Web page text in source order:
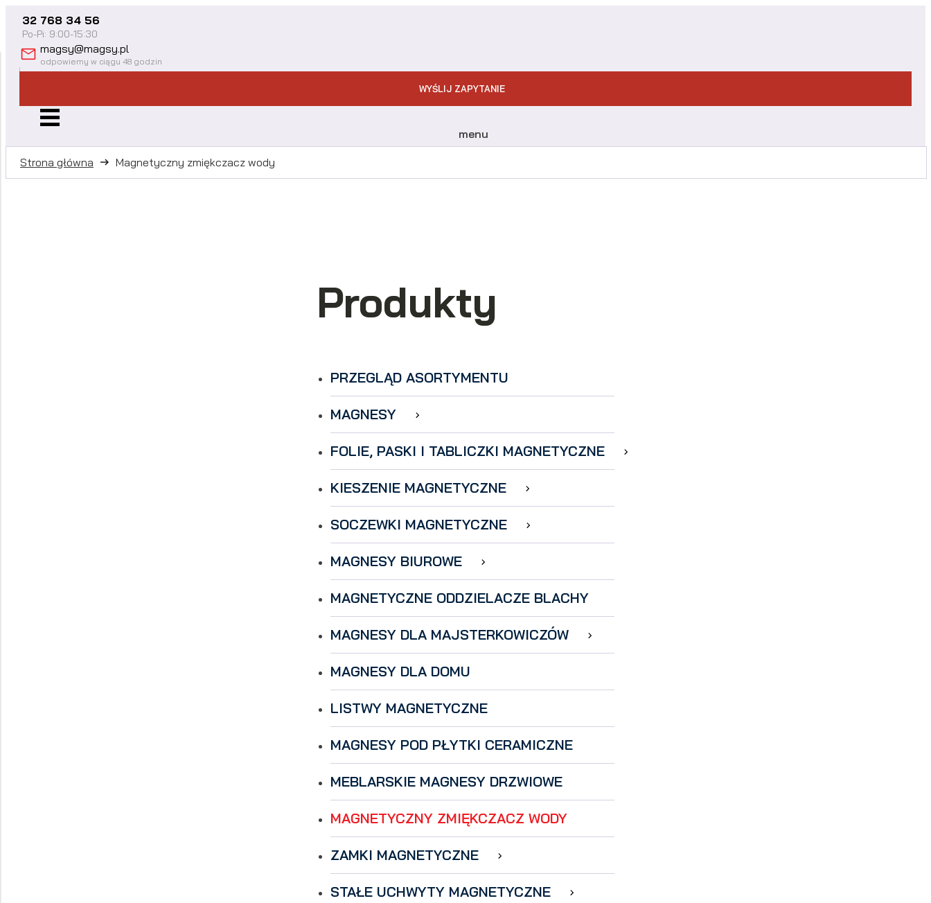
32 768 34 56
Po-Pi: 9:00-15:30
magsy@magsy.pl
odpowiemy w ciągu 48 godzin
WYŚLIJ ZAPYTANIE
menu
Strona główna Magnetyczny zmiękczacz wody
Produkty
PRZEGLĄD ASORTYMENTU
MAGNESY
FOLIE, PASKI I TABLICZKI MAGNETYCZNE
KIESZENIE MAGNETYCZNE
SOCZEWKI MAGNETYCZNE
MAGNESY BIUROWE
MAGNETYCZNE ODDZIELACZE BLACHY
MAGNESY DLA MAJSTERKOWICZÓW
MAGNESY DLA DOMU
LISTWY MAGNETYCZNE
MAGNESY POD PŁYTKI CERAMICZNE
MEBLARSKIE MAGNESY DRZWIOWE
MAGNETYCZNY ZMIĘKCZACZ WODY
ZAMKI MAGNETYCZNE
STAŁE UCHWYTY MAGNETYCZNE